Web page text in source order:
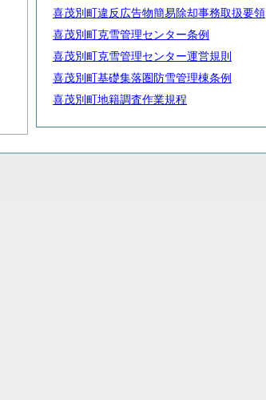
喜茂別町違反広告物簡易除却事務取扱要領
喜茂別町克雪管理センター条例
喜茂別町克雪管理センター運営規則
喜茂別町基礎集落圏防雪管理棟条例
喜茂別町地籍調査作業規程